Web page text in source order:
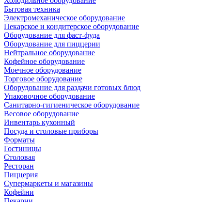
Бытовая техника
Электромеханическое оборудование
Пекарское и кондитерское оборудование
Оборудование для фаст-фуда
Оборудование для пиццерии
Нейтральное оборудование
Кофейное оборудование
Моечное оборудование
Торговое оборудование
Оборудование для раздачи готовых блюд
Упаковочное оборудование
Санитарно-гигиеническое оборудование
Весовое оборудование
Инвентарь кухонный
Посуда и столовые приборы
Форматы
Гостиницы
Столовая
Ресторан
Пиццерия
Супермаркеты и магазины
Кофейни